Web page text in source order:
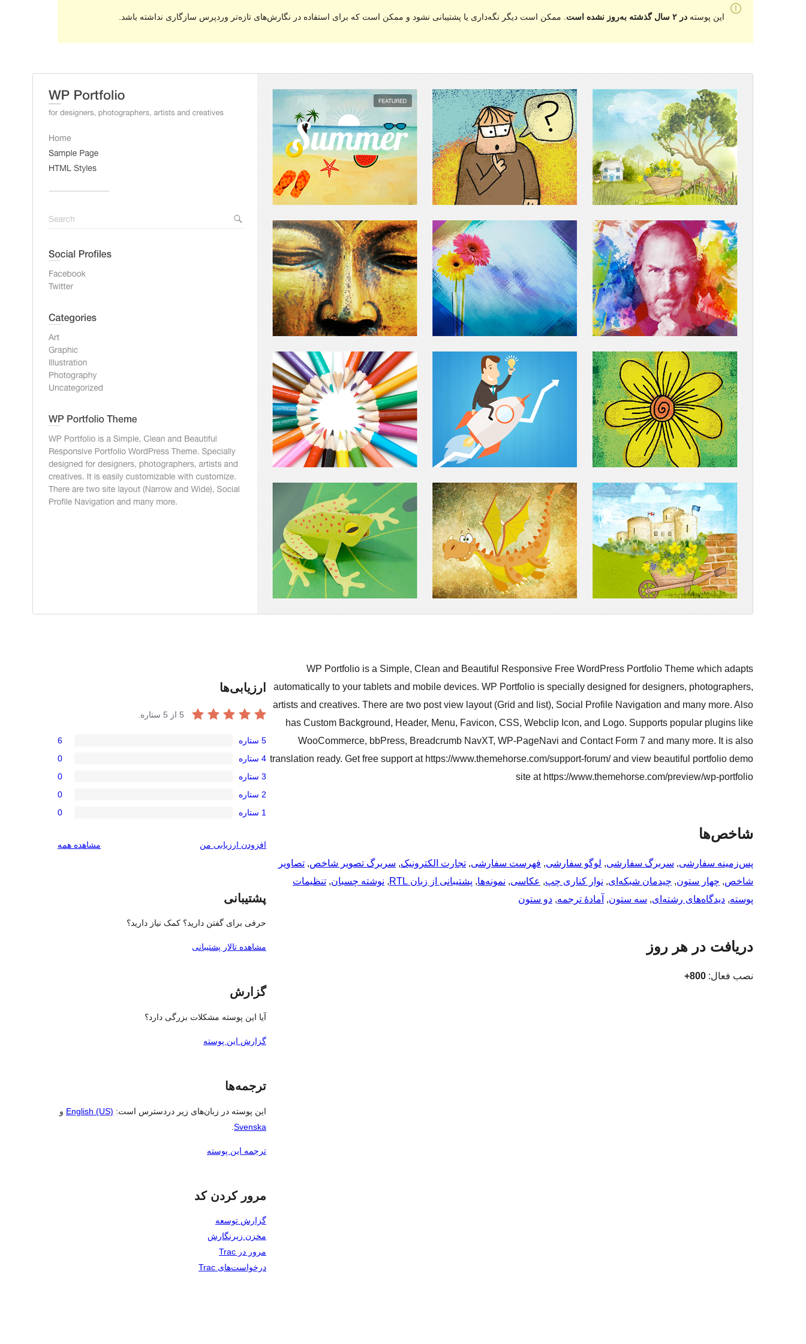
این پوستهدر ۲ سال گذشته به‌روز نشده است . ممکن است دیگر نگه‌داری یا پشتیبانی نشود و ممکن است که برای استفاده در نگارش‌های تازه‌تر وردپرس سازگاری نداشته باشد.
2.5
800+
5.2
WP Portfolio is a Simple, Clean and Beautiful Responsive Free WordPress Portfolio Theme which adapts
automatically to your tablets and mobile devices. WP Portfolio is specially designed for designers, photographers,
artists and creatives. There are two post view layout (Grid and list), Social Profile Navigation and many more. Also
has Custom Background, Header, Menu, Favicon, CSS, Webclip Icon, and Logo. Supports popular plugins like
WooCommerce, bbPress, Breadcrumb NavXT, WP-PageNavi and Contact Form 7 and many more. It is also
translation ready. Get free support at https://www.themehorse.com/support-forum/ and view beautiful portfolio demo
site at https://www.themehorse.com/preview/wp-portfolio
شاخص‌ها
پس‌زمینه سفارشی, سربرگ سفارشی, لوگو سفارشی, فهرست سفارشی, تجارت الکترونیک, سربرگ تصویر شاخص, تصاویر
شاخص, چهار ستون, چیدمان شبکه‌ای, نوار کناری چپ, عکاسی, نمونه‌ها, پشتیبانی از زبان RTL , نوشته چسبان, تنظیمات
پوسته, دیدگاه‌های رشته‌ای, سه ستون, آمادهٔ ترجمه, دو ستون
دریافت در هر روز
نصب فعال: 800+
ارزیابی‌ها
5 از 5 ستاره.
امتیاز
6
5-
ستاره
5 ستاره 6
امتیاز
0
4-
ستاره
4 ستاره 0
امتیاز
0
3 ستاره 0
امتیاز
0
ستاره
2 ستاره 0
امتیاز
1-
1 ستاره 0
افزودن ارزیابی من مشاهده همه
پشتیبانی
حرفی برای گفتن دارید؟ کمک نیاز دارید؟
مشاهده تالار پشتیبانی
گزارش
آیا این پوسته مشکلات بزرگی دارد؟
گزارش این پوسته
ترجمه‌ها
این پوسته در زبان‌های زیر دردسترس است: English (US) و
Svenska
ترجمه این پوسته
مرور کردن کد
گزارش توسعه
مخزن زیرنگارش
مرور در Trac
درخواست‌های Trac